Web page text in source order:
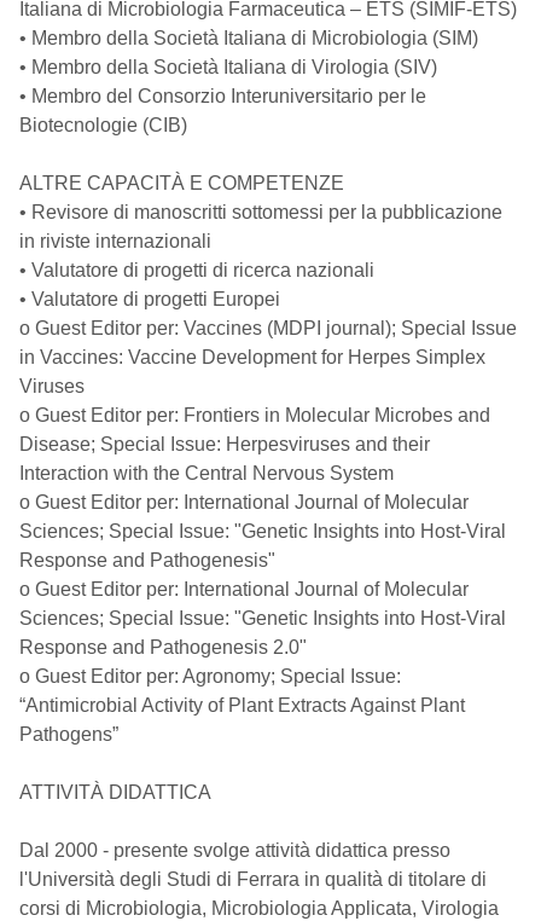
Italiana di Microbiologia Farmaceutica – ETS (SIMIF-ETS)
• Membro della Società Italiana di Microbiologia (SIM)
• Membro della Società Italiana di Virologia (SIV)
• Membro del Consorzio Interuniversitario per le
Biotecnologie (CIB)
ALTRE CAPACITÀ E COMPETENZE
• Revisore di manoscritti sottomessi per la pubblicazione
in riviste internazionali
• Valutatore di progetti di ricerca nazionali
• Valutatore di progetti Europei
o Guest Editor per: Vaccines (MDPI journal); Special Issue
in Vaccines: Vaccine Development for Herpes Simplex
Viruses
o Guest Editor per: Frontiers in Molecular Microbes and
Disease; Special Issue: Herpesviruses and their
Interaction with the Central Nervous System
o Guest Editor per: International Journal of Molecular
Sciences; Special Issue: "Genetic Insights into Host-Viral
Response and Pathogenesis"
o Guest Editor per: International Journal of Molecular
Sciences; Special Issue: "Genetic Insights into Host-Viral
Response and Pathogenesis 2.0"
o Guest Editor per: Agronomy; Special Issue:
“Antimicrobial Activity of Plant Extracts Against Plant
Pathogens”
ATTIVITÀ DIDATTICA
Dal 2000 - presente svolge attività didattica presso
l'Università degli Studi di Ferrara in qualità di titolare di
corsi di Microbiologia, Microbiologia Applicata, Virologia